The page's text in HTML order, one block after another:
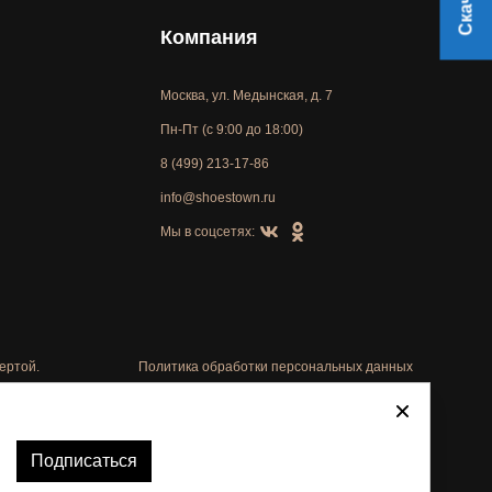
Компания
Москва, ул. Медынская, д. 7
Пн-Пт (с 9:00 до 18:00)
8 (499) 213-17-86
info@shoestown.ru
Мы в соцсетях:
Политика обработки персональных данных
Автоматизировано -
Подписаться